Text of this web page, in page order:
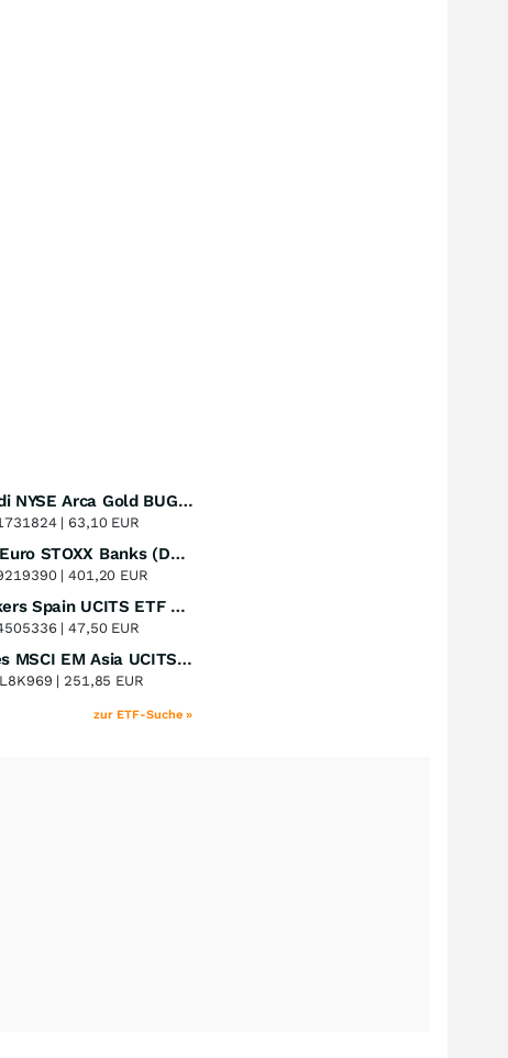
Amundi NYSE Arca Gold BUGS UCITS ETF Dist
| 63,10 EUR
Lyxor Euro STOXX Banks (DR) UCITS ETF- Acc
|401,20 EUR
Xtrackers Spain UCITS ETF Distribution
|47,50 EUR
iShares MSCI EM Asia UCITS ETF
| 251,85 EUR
zur ETF-Suche »